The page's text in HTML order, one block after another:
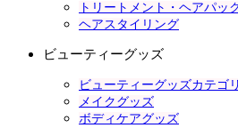
トリートメント・ヘアパッ
ヘアスタイリング
ビューティーグッズ
ビューティーグッズカテゴ
メイクグッズ
ボディケアグッズ